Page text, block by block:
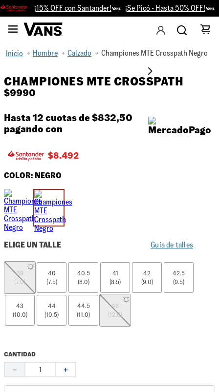
¡15% OFF con Santander! ¡Se Picó - Hasta 50% OFF!
Hombre Calzado Championes MTE Crosspath Negro
CHAMPIONES MTE CROSSPATH
$9990
Hasta 12 cuotas de$832,50
pagando con
$8.492
COLOR: NEGRO
ELIGE UN TALLE Guía de talles
39
(7.0)
40
(7.5)
40.5
(8.0)
41
(8.5)
42
(9.0)
42.5
(9.5)
43
(10.0)
44
(10.5)
44.5
(11.0)
46
(12.0)
CANTIDAD
＋
－